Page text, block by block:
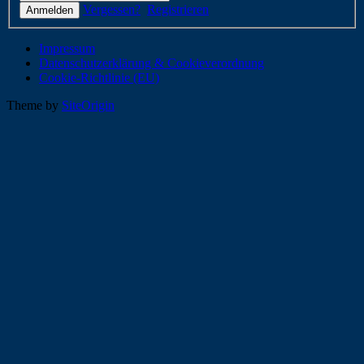
Vergessen? Registrieren
Impressum
Datenschutzerklärung & Cookieverordnung
Cookie-Richtlinie (EU)
Theme by SiteOrigin